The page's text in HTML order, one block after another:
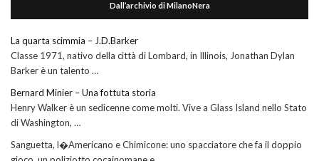
Dall’archivio di MilanoNera
La quarta scimmia – J.D.Barker
Classe 1971, nativo della città di Lombard, in Illinois, Jonathan Dylan
Barker è un talento …
Bernard Minier – Una fottuta storia
Henry Walker è un sedicenne come molti. Vive a Glass Island nello Stato
di Washington, …
Sanguetta, l�Americano e Chimicone: uno spacciatore che fa il doppio